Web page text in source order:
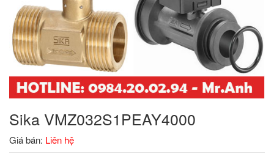
Sika VMZ032S1PEAY4000
Giá bán: Liên hệ